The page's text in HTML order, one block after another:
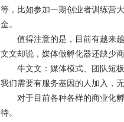
等，比如参加一期创业者训练营
金。
值得注意的是，目前有越来越
文文却说，媒体做孵化器还缺少商
牛文文：媒体模式、团队短板
我们需要有服务基因的人加入，
对于目前各种各样的商业化孵
待。